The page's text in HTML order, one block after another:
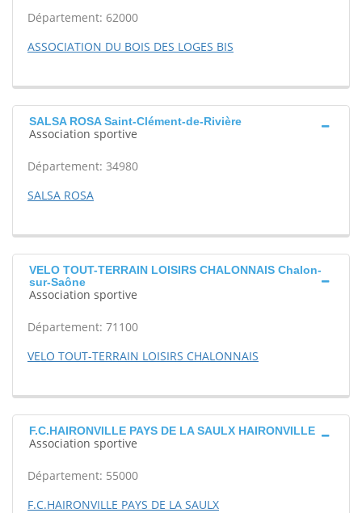
Département: 62000
ASSOCIATION DU BOIS DES LOGES BIS
SALSA ROSA Saint-Clément-de-Rivière
Association sportive
Département: 34980
SALSA ROSA
VELO TOUT-TERRAIN LOISIRS CHALONNAIS Chalon-
sur-Saône
Association sportive
Département: 71100
VELO TOUT-TERRAIN LOISIRS CHALONNAIS
F.C.HAIRONVILLE PAYS DE LA SAULX HAIRONVILLE
Association sportive
Département: 55000
F.C.HAIRONVILLE PAYS DE LA SAULX